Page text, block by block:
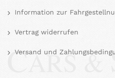
Information zur
Vertrag widerrufen
Versand und